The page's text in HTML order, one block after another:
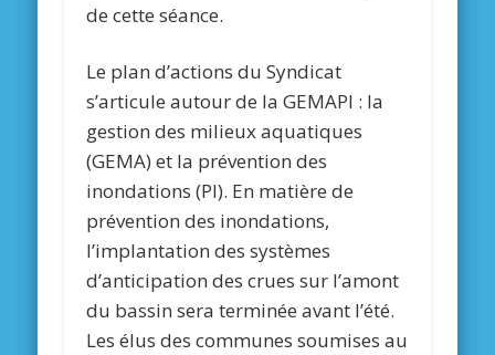
de cette séance.
Le plan d’actions du Syndicat
s’articule autour de la GEMAPI : la
gestion des milieux aquatiques
(GEMA) et la prévention des
inondations (PI). En matière de
prévention des inondations,
l’implantation des systèmes
d’anticipation des crues sur l’amont
du bassin sera terminée avant l’été.
Les élus des communes soumises au